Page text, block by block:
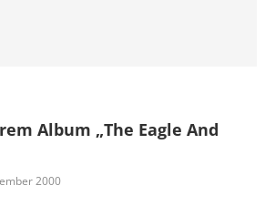
Album „The Eagle And
2000